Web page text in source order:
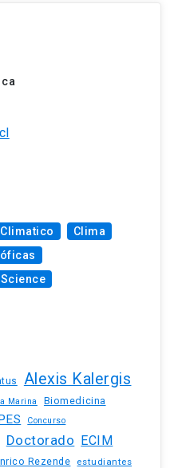
Clima
Alexis Kalergis
Marina Biomedicina
Concurso
Doctorado ECIM
Rezende estudiantes